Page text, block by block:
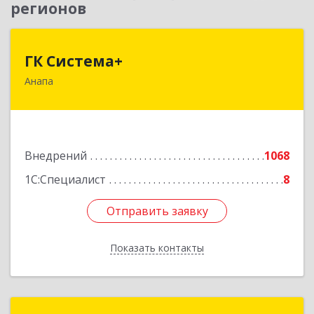
регионов
ГК Система+
Анапа
Внедрений
1068
1С:Специалист
8
Отправить заявку
Показать контакты
353450, Краснодарский край, Анапский р-н,
Подробнее
Отправить заявку
Назад